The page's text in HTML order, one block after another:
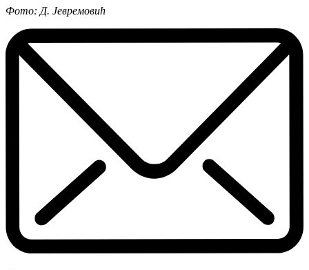
Фото: Д. Јевремовић